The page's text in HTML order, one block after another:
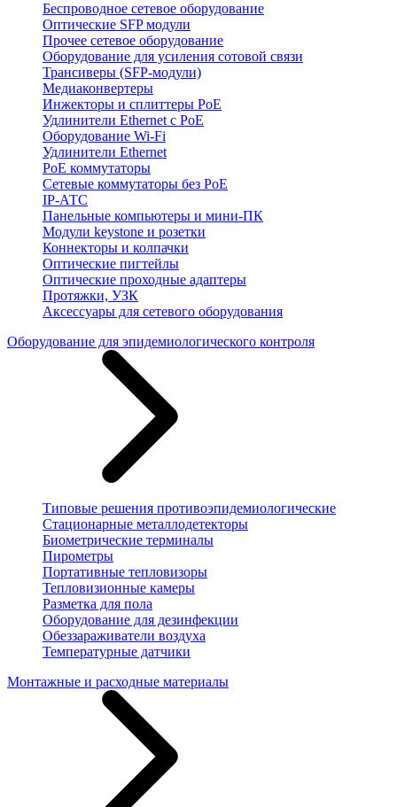
Беспроводное сетевое оборудование
Оптические SFP модули
Прочее сетевое оборудование
Оборудование для усиления сотовой связи
Трансиверы (SFP-модули)
Медиаконвертеры
Инжекторы и сплиттеры PoE
Удлинители Ethernet с PoE
Оборудование Wi-Fi
Удлинители Ethernet
PoE коммутаторы
Сетевые коммутаторы без PoE
IP-АТС
Панельные компьютеры и мини-ПК
Модули keystone и розетки
Коннекторы и колпачки
Оптические пигтейлы
Оптические проходные адаптеры
Протяжки, УЗК
Аксессуары для сетевого оборудования
Оборудование для эпидемиологического контроля
Типовые решения противоэпидемиологические
Стационарные металлодетекторы
Биометрические терминалы
Пирометры
Портативные тепловизоры
Тепловизионные камеры
Разметка для пола
Оборудование для дезинфекции
Обеззараживатели воздуха
Температурные датчики
Монтажные и расходные материалы